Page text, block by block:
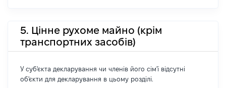
5. Цінне рухоме майно (крім
транспортних засобів)
У суб'єкта декларування чи членів його сім'ї відсутні
об'єкти для декларування в цьому розділі.